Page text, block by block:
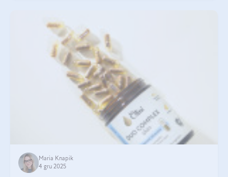
Maria Knapik
4 gru 2025